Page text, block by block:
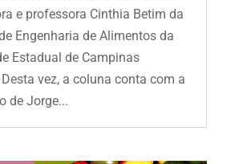
e professora Cinthia Betim da
Engenharia de Alimentos da
Estadual de Campinas
vez, a coluna conta com a
de Jorge...